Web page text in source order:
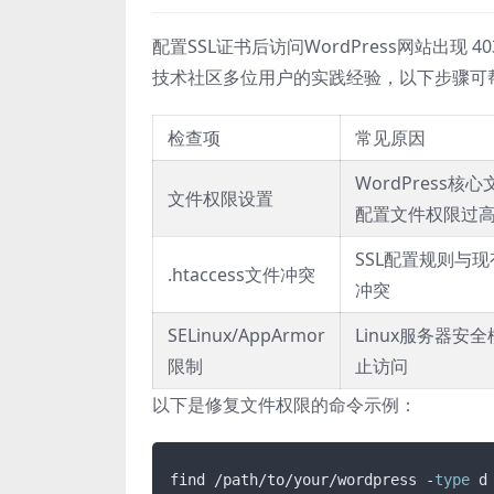
配置SSL证书后访问WordPress网站出现
技术社区多位用户的实践经验，以下步骤
检查项 常见原因
文件权限设置
WordPress核心
配置文件权限过
.htaccess文件冲突
SSL配置规则与
冲突
SELinux/AppArmor
限制
Linux服务器安全
止访问
以下是修复文件权限的命令示例：
find /path/to/your/wordpress -type d